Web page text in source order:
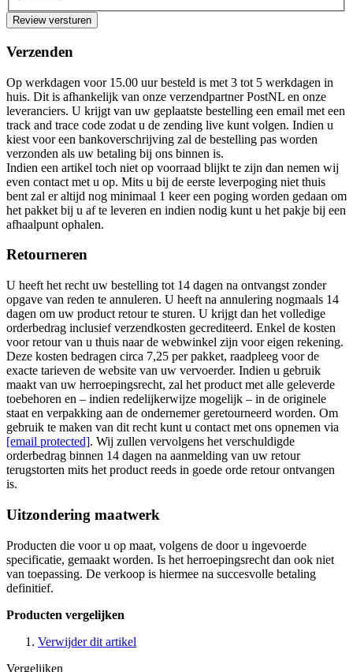
Review versturen
Verzenden
Op werkdagen voor 15.00 uur besteld is met 3 tot 5 werkdagen in
huis. Dit is afhankelijk van onze verzendpartner PostNL en onze
leveranciers. U krijgt van uw geplaatste bestelling een email met een
track and trace code zodat u de zending live kunt volgen. Indien u
kiest voor een bankoverschrijving zal de bestelling pas worden
verzonden als uw betaling bij ons binnen is.
Indien een artikel toch niet op voorraad blijkt te zijn dan nemen wij
even contact met u op. Mits u bij de eerste leverpoging niet thuis
bent zal er altijd nog minimaal 1 keer een poging worden gedaan om
het pakket bij u af te leveren en indien nodig kunt u het pakje bij een
afhaalpunt ophalen.
Retourneren
U heeft het recht uw bestelling tot 14 dagen na ontvangst zonder
opgave van reden te annuleren. U heeft na annulering nogmaals 14
dagen om uw product retour te sturen. U krijgt dan het volledige
orderbedrag inclusief verzendkosten gecrediteerd. Enkel de kosten
voor retour van u thuis naar de webwinkel zijn voor eigen rekening.
Deze kosten bedragen circa 7,25 per pakket, raadpleeg voor de
exacte tarieven de website van uw vervoerder. Indien u gebruik
maakt van uw herroepingsrecht, zal het product met alle geleverde
toebehoren en – indien redelijkerwijze mogelijk – in de originele
staat en verpakking aan de ondernemer geretourneerd worden. Om
gebruik te maken van dit recht kunt u contact met ons opnemen via
[email protected]. Wij zullen vervolgens het verschuldigde
orderbedrag binnen 14 dagen na aanmelding van uw retour
terugstorten mits het product reeds in goede orde retour ontvangen
is.
Uitzondering maatwerk
Producten die voor u op maat, volgens de door u ingevoerde
specificatie, gemaakt worden. Is het herroepingsrecht dan ook niet
van toepassing. De verkoop is hiermee na succesvolle betaling
definitief.
Producten vergelijken
Verwijder dit artikel
Vergelijken